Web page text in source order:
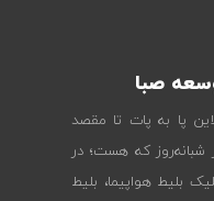
صبا
پا به پات تا مقصد
که هست؛ در
بلیط هواپیما، بلیط